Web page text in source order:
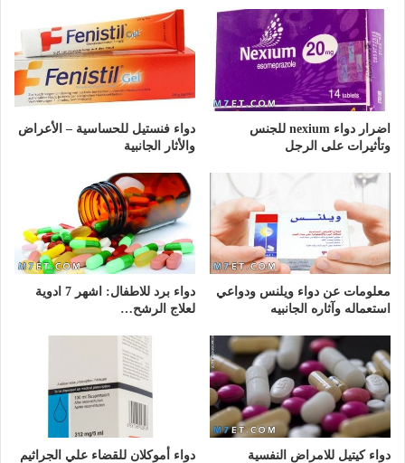
اضرار دواء nexium للجنس
وتأثيرات على الرجل
دواء فنستيل للحساسية – الأعراض
والأثار الجانبية
معلومات عن دواء ويلنس ودواعي
استعماله وآثاره الجانبيه
دواء برد للاطفال: اشهر 7 ادوية
لعلاج الرشح…
دواء كيتيل للامراض النفسية دواء أموكلان للقضاء علي الجراثيم